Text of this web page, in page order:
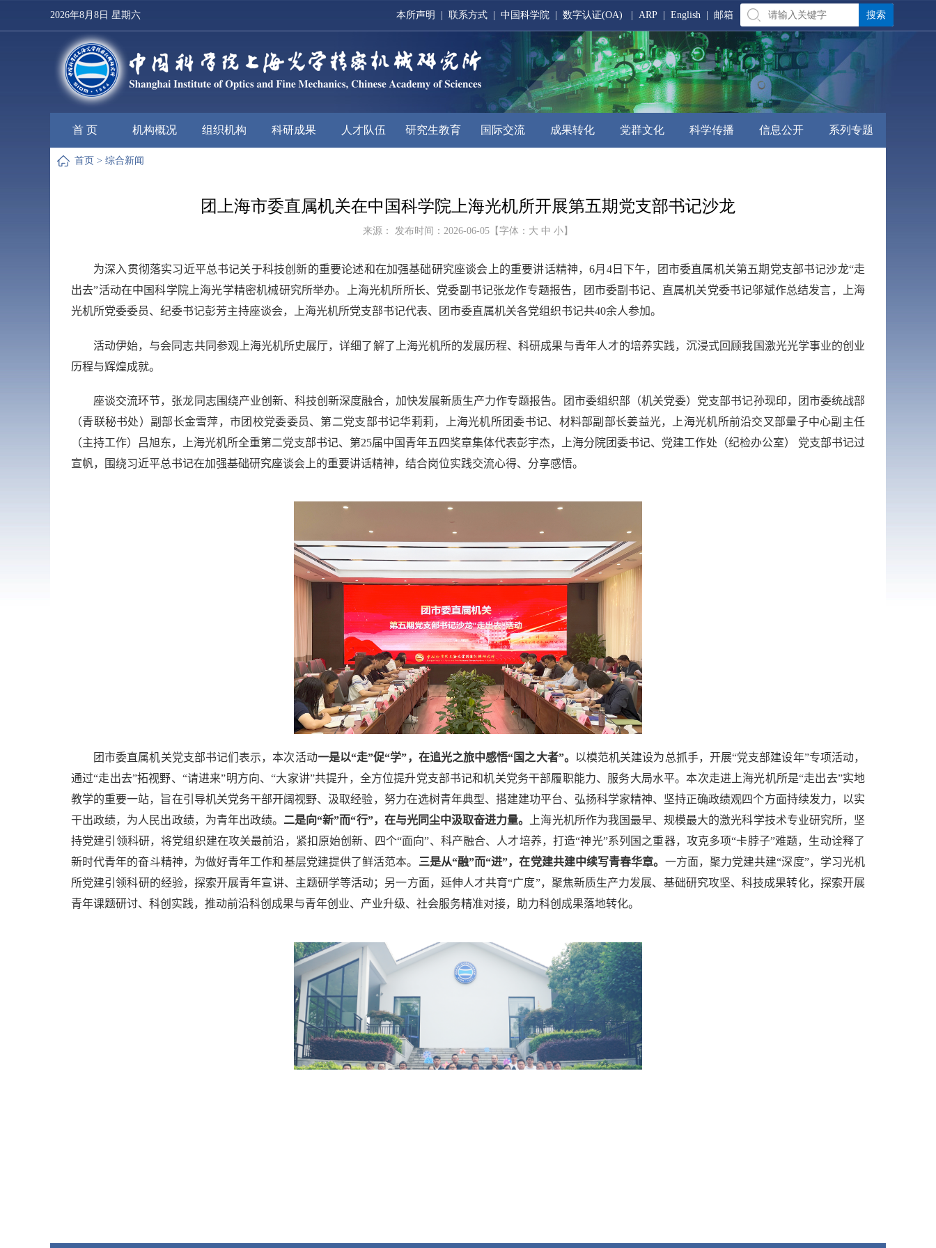
2026年8月8日 星期六 本所声明 联系方式 中国科学院 数字认证(OA) ARP English 邮箱
首 页 机构概况 组织机构 科研成果 人才队伍 研究生教育 国际交流 成果转化 党群文化 科学传播 信息公开 系列专题
首页 > 综合新闻
团上海市委直属机关在中国科学院上海光机所开展第五期党支部书记沙龙
来源： 发布时间：2026-06-05【字体： 大 中 小 】
为深入贯彻落实习近平总书记关于科技创新的重要论述和在加强基础研究座谈会上的重要讲话精神，6月 4日下午，团市委直属机关第五期党支部书记沙龙“走
出去”活动在中国科学院上海光学精密机械研究所举办。
上海光机所所长、党委副书记张龙作专题报告，团市委副书记、直属机关党委书记邬斌作总结发言，上海
光机所党委委员、纪委书记彭芳主持座谈会，上海光机所党支部书记代表、团市委直属机关各党组织书记共40余人参加。
活动伊始，与会同志共同参观上海光机所史展厅，详细了解了上海光机所的发展历程、科研成果与青年人才的培养实践，沉浸式回顾我国激光光学事业的创业
历程与辉煌成就。
座谈交流环节， 张龙 同志围绕产业创新、科技创新深度融合，加快发展新质生产力作专题报告。 团市委组织部（机关党委）党支部书记孙现印，
团市委统战部
（青联秘书处）副部长金雪萍，市团校党委委员、第二党支部书记华莉莉， 上海光机所团委书记、材料部副部长姜益光，
上海光机所前沿交叉部量子中心副主任
（主持工作）吕旭东， 上海光机所全重第二党支部书记、第25届中国青年五四奖章集体代表彭宇杰， 上海分院团委书记、党建工作处（纪检办公室） 党支部书记过
宣帆，围绕习近平总书记在加强基础研究座谈会上的重要讲话精神，结合岗位实践交流心得、分享感悟。
团市委直属机关党支部书记们表示，本次活动一是以“走”促“学”，在追光之旅中感悟“国之大者”。 以模范机关建设为总抓手，开展“党支部建设年”专项活动，
通过“走出去”拓视野、“请进来”明方向、“大家讲”共提升， 全方位提升党支部书记和机关党务干部履职能力、服务大局水平。本次走进上海光机所是“走出去”实地
教学的重要一站，旨在引导机关党务干部开阔视野、汲取经验，努力在选树青年典型、搭建建功平台、弘扬科学家精神、坚持正确政绩观四个方面持续发力，以实
干出政绩，为人民出政绩，为青年出政绩。 二是向“新”而“行”，在与光同尘中汲取奋进力量。
上海光机所作为我国最早、规模最大的激光科学技术专业研究所，坚
持党建引领科研，将党组织建在攻关最前沿，紧扣原始创新、四个“面向”、科产融合、人才培养，打造“神光”系列国之重器，攻克多项“卡脖子”难题，生动诠释了
新时代青年的奋斗精神，为做好青年工作和基层党建提供了鲜活范本。 三是从“融”而“进”，在党建共建中续写青春华章。 一方面，聚力党建共建“深度”，学习光机
所党建引领科研的经验，探索开展青年宣讲、主题研学等活动；另一方面，延伸人才共育“广度”， 聚焦新质生产力发展、基础研究攻坚、科技成果转化， 探索开展
青年课题研讨、科创实践， 推动前沿科创成果与青年创业、产业升级、社会服务精准对接， 助力科创成果落地转化。